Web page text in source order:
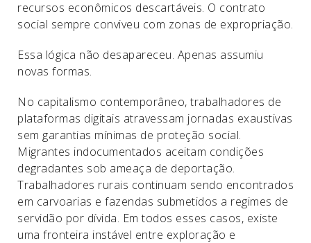
recursos econômicos descartáveis. O contrato
social sempre conviveu com zonas de expropriação.
Essa lógica não desapareceu. Apenas assumiu
novas formas.
No capitalismo contemporâneo, trabalhadores de
plataformas digitais atravessam jornadas exaustivas
sem garantias mínimas de proteção social.
Migrantes indocumentados aceitam condições
degradantes sob ameaça de deportação.
Trabalhadores rurais continuam sendo encontrados
em carvoarias e fazendas submetidos a regimes de
servidão por dívida. Em todos esses casos, existe
uma fronteira instável entre exploração e